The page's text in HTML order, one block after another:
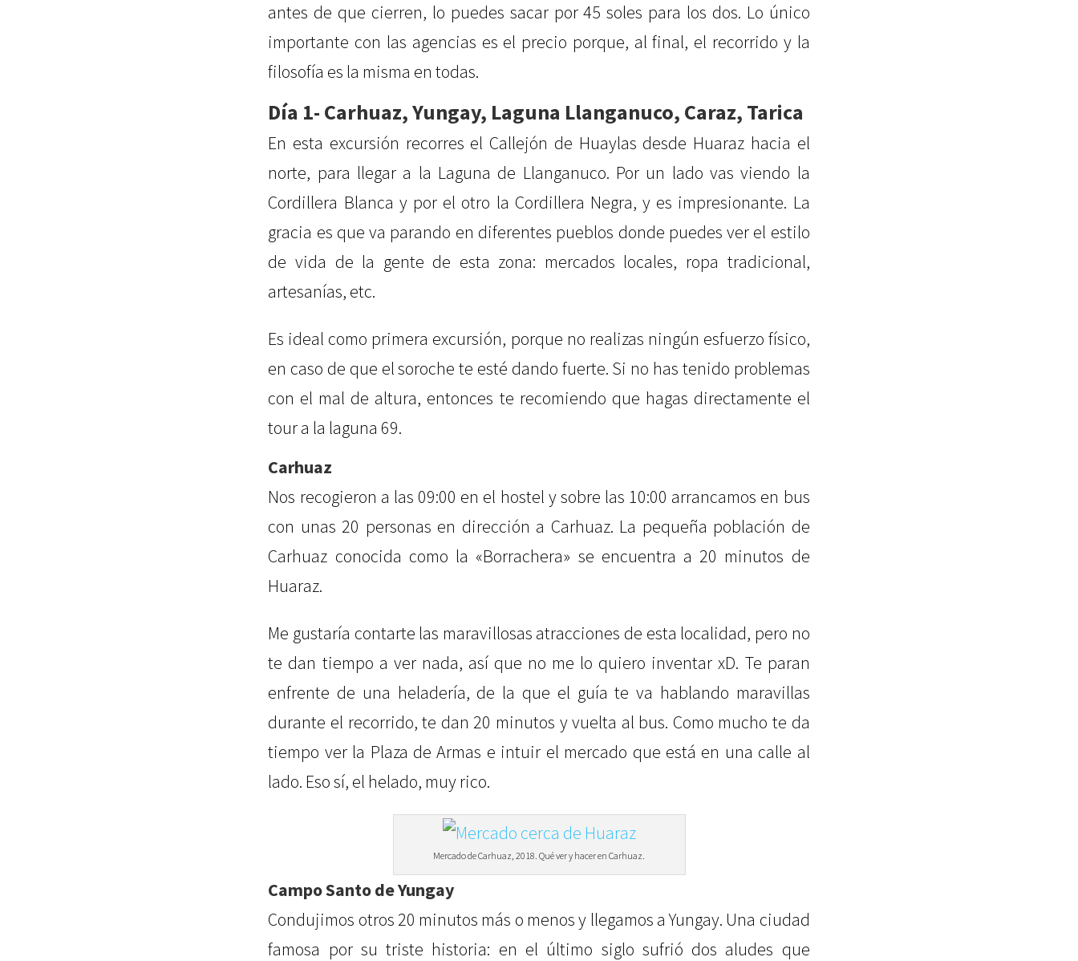
antes de que cierren, lo puedes sacar por 45 soles para los dos. Lo único
importante con las agencias es el precio porque, al final, el recorrido y la
filosofía es la misma en todas.
Día 1- Carhuaz, Yungay, Laguna Llanganuco, Caraz, Tarica
En esta excursión recorres el Callejón de Huaylas desde Huaraz hacia el
norte, para llegar a la Laguna de Llanganuco. Por un lado vas viendo la
Cordillera Blanca y por el otro la Cordillera Negra, y es impresionante. La
gracia es que va parando en diferentes pueblos donde puedes ver el estilo
de vida de la gente de esta zona: mercados locales, ropa tradicional,
artesanías, etc.
Es ideal como primera excursión, porque no realizas ningún esfuerzo físico,
en caso de que el soroche te esté dando fuerte. Si no has tenido problemas
con el mal de altura, entonces te recomiendo que hagas directamente el
tour a la laguna 69.
Carhuaz
Nos recogieron a las 09:00 en el hostel y sobre las 10:00 arrancamos en bus
con unas 20 personas en dirección a Carhuaz. La pequeña población de
Carhuaz conocida como la «Borrachera» se encuentra a 20 minutos de
Huaraz.
Me gustaría contarte las maravillosas atracciones de esta localidad, pero no
te dan tiempo a ver nada, así que no me lo quiero inventar xD. Te paran
enfrente de una heladería, de la que el guía te va hablando maravillas
durante el recorrido, te dan 20 minutos y vuelta al bus. Como mucho te da
tiempo ver la Plaza de Armas e intuir el mercado que está en una calle al
lado. Eso sí, el helado, muy rico.
Mercado de Carhuaz, 2018. Qué ver y hacer en Carhuaz.
Campo Santo de Yungay
Condujimos otros 20 minutos más o menos y llegamos a Yungay. Una ciudad
famosa por su triste historia: en el último siglo sufrió dos aludes que